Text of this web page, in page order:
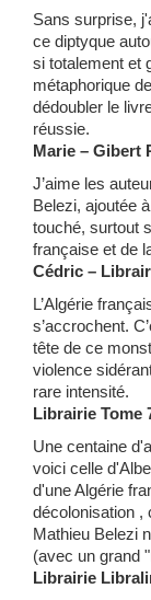
Sans surprise,
ce diptyque
si totalement et
métaphorique
dédoubler le
réussie.
Marie – Gibert
J’aime les
Belezi, ajoutée
touché, surtout
française et de
Cédric –
L’Algérie
s’accrochent.
tête de ce
violence
rare intensité.
Librairie Tome
Une centaine
voici celle
d'une Algérie
décolonisation ,
Mathieu Belezi
(avec un grand
Librairie